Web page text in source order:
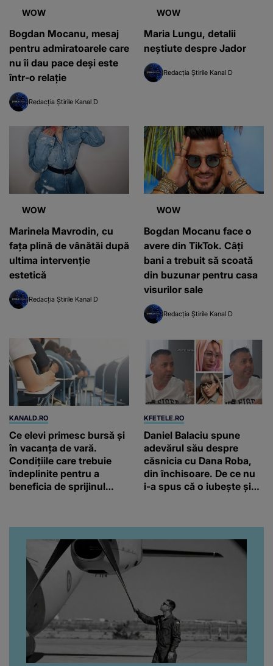
WOW
Bogdan Mocanu, mesaj
pentru admiratoarele care
nu îi dau pace deși este
într-o relație
Redacția Știrile Kanal D
WOW
Maria Lungu, detalii
neștiute despre Jador
Redacția Știrile Kanal D
WOW
Marinela Mavrodin, cu
fața plină de vânătăi după
ultima intervenție
estetică
Redacția Știrile Kanal D
WOW
Bogdan Mocanu face o
avere din TikTok. Câți
bani a trebuit să scoată
din buzunar pentru casa
visurilor sale
Redacția Știrile Kanal D
KANALD.RO
Ce elevi primesc bursă și
în vacanța de vară.
Condițiile care trebuie
îndeplinite pentru a
beneficia de sprijinul
KFETELE.RO
Daniel Balaciu spune
adevărul său despre
căsnicia cu Dana Roba,
din închisoare. De ce nu
i-a spus că o iubește și
“Am suflet mare. Eu am
ajutat-o.”